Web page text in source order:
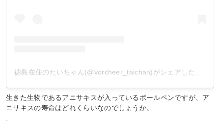
徳島在住のたいちゃん(@vorcheer_taichan)がシェアした投稿
生きた生物であるアニサキスが入っているボールペンですが、ア
ニサキスの寿命はどれくらいなのでしょうか。